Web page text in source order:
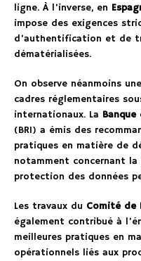
ligne. À l’inverse, en
impose des exigences
d’authentification et de
dématérialisées.
On observe néanmoins
cadres réglementaires
internationaux. La
(BRI) a émis des
pratiques en matière de
notamment concernant
protection des données
Les travaux du Comité de
également contribué à
meilleures pratiques en
opérationnels liés aux